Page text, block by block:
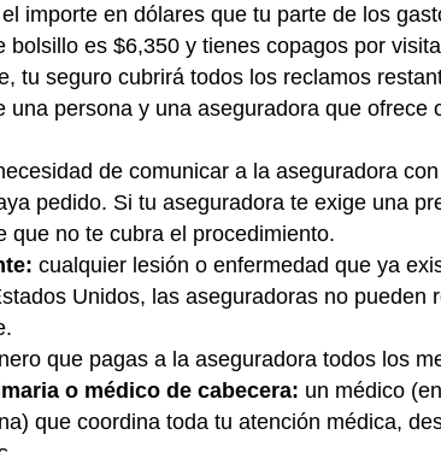
importe en dólares que tu parte de los
bolsillo es $6,350 y tienes copagos por
tu seguro cubrirá todos los reclamos
una persona y una aseguradora que
de comunicar a la aseguradora
pedido. Si tu aseguradora te exige una
que no te cubra el procedimiento.
cualquier lesión o enfermedad que ya
Unidos, las aseguradoras no pueden
que pagas a la aseguradora todos los
o médico de cabecera: un médico
que coordina toda tu atención médica,